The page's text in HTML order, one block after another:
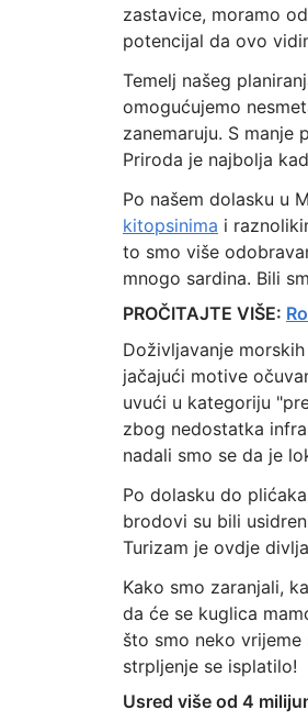
zastavice, moramo
potencijal da ovo
Temelj našeg
omogućujemo
zanemaruju. S
Priroda je najbolja
Po našem dolasku u
kitopsinima i
to smo više
mnogo sardina. Bili
PROČITAJTE VIŠE:
Doživljavanje
jačajući motive
uvući u kategoriju
zbog nedostatka
nadali smo se da je
Po dolasku do
brodovi su bili
Turizam je ovdje
Kako smo zaranjali,
da će se kuglica
što smo neko
strpljenje se isplatilo!
Usred više od 4